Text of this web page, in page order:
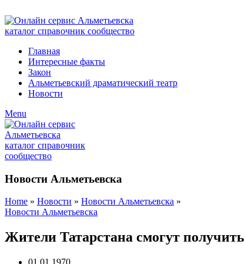
Главная
Интересные факты
Закон
Альметьевский драматический театр
Новости
Menu
Новости Альметьевска
Home » Новости » Новости Альметьевска »
Новости Альметьевска
Жители Татарстана смогут